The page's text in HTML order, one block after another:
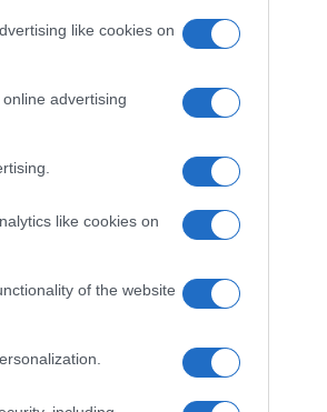
like cookies on
advertising
like cookies on
of the website
αντιστασιακή